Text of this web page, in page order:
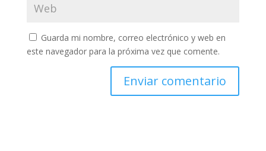
Guarda mi nombre, correo electrónico y web en
este navegador para la próxima vez que comente.